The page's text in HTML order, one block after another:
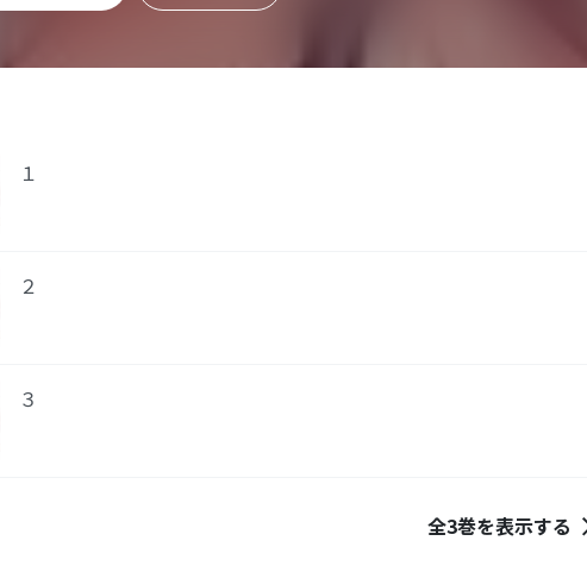
１
２
３
全3巻を表示する